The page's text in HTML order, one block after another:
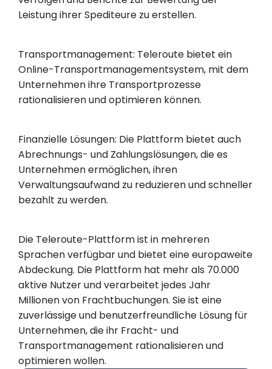
Leistung ihrer Spediteure zu erstellen.
Transportmanagement: Teleroute bietet ein
Online-Transportmanagementsystem, mit dem
Unternehmen ihre Transportprozesse
rationalisieren und optimieren können.
Finanzielle Lösungen: Die Plattform bietet auch
Abrechnungs- und Zahlungslösungen, die es
Unternehmen ermöglichen, ihren
Verwaltungsaufwand zu reduzieren und schneller
bezahlt zu werden.
Die Teleroute-Plattform ist in mehreren
Sprachen verfügbar und bietet eine europaweite
Abdeckung. Die Plattform hat mehr als 70.000
aktive Nutzer und verarbeitet jedes Jahr
Millionen von Frachtbuchungen. Sie ist eine
zuverlässige und benutzerfreundliche Lösung für
Unternehmen, die ihr Fracht- und
Transportmanagement rationalisieren und
optimieren wollen.